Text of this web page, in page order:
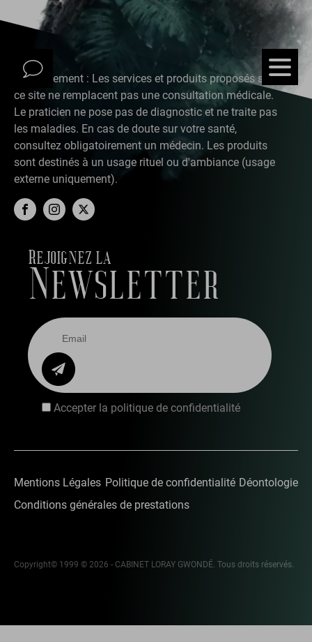
Avertissement : Les services et produits proposés sur
ce site ne remplacent pas une consultation médicale.
Le praticien ne pose pas de diagnostic et ne traite pas
les maladies. En cas de doute sur votre santé,
consultez obligatoirement un médecin. Les produits
sont destinés à un usage rituel ou d'ambiance (usage
externe uniquement).
Rejoignez la
Newsletter
Accepter la politique de confidentialité
Mentions Légales Politique de confidentialité Déontologie
Conditions générales de prestations
Copyright© 1999 © 2026 - CABINET LORAY GWONDÉ. Tous droits réservés.